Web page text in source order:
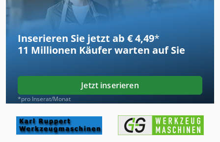
Inserieren Sie jetzt ab € 4,49*
11 Millionen Käufer warten auf Sie
Jetzt inserieren
*pro Inserat/Monat